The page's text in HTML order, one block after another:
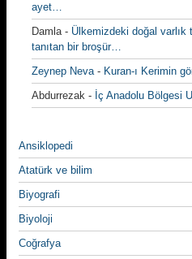
ayet…
Damla- Ülkemizdeki doğal varlık
tanıtan bir broşür…
Zeynep Neva- Kuran-ı Kerimin
Abdurrezak - İç Anadolu Bölgesi
Ansiklopedi
Atatürk ve bilim
Biyografi
Biyoloji
Coğrafya